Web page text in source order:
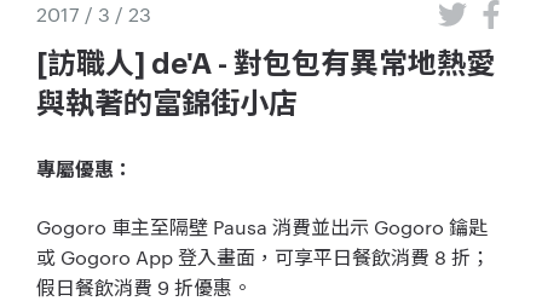
2017 / 3 / 23
[訪職人] de'A - 對包包有異常地熱愛
與執著的富錦街小店
專屬優惠：
Gogoro 車主至隔壁 Pausa 消費並出示 Gogoro 鑰匙
或 Gogoro App 登入畫面，可享平日餐飲消費 8 折；
假日餐飲消費 9 折優惠。